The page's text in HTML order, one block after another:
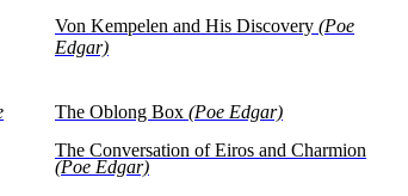
Von Kempelen and His Discovery (Poe
Edgar)
The Oblong Box (Poe Edgar)
The Conversation of Eiros and Charmion
(Poe Edgar)